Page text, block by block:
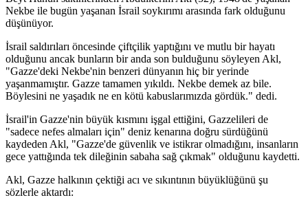
Nekbe ile bugün yaşanan İsrail soykırımı arasında fark olduğunu
düşünüyor.
İsrail saldırıları öncesinde çiftçilik yaptığını ve mutlu bir hayatı
olduğunu ancak bunların bir anda son bulduğunu söyleyen Akl,
"Gazze'deki Nekbe'nin benzeri dünyanın hiç bir yerinde
yaşanmamıştır. Gazze tamamen yıkıldı. Nekbe demek az bile.
Böylesini ne yaşadık ne en kötü kabuslarımızda gördük." dedi.
İsrail'in Gazze'nin büyük kısmını işgal ettiğini, Gazzelileri de
"sadece nefes almaları için" deniz kenarına doğru sürdüğünü
kaydeden Akl, "Gazze'de güvenlik ve istikrar olmadığını, insanların
gece yattığında tek dileğinin sabaha sağ çıkmak" olduğunu kaydetti.
Akl, Gazze halkının çektiği acı ve sıkıntının büyüklüğünü şu
sözlerle aktardı: